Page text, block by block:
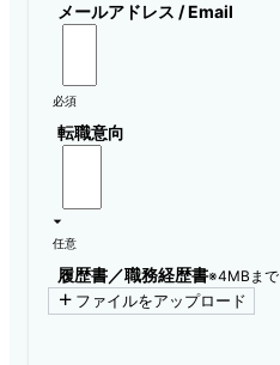
メールアドレス / Email
必須
転職意向
任意
履歴書／職務経歴書※4MBまで
ファイルをアップロード